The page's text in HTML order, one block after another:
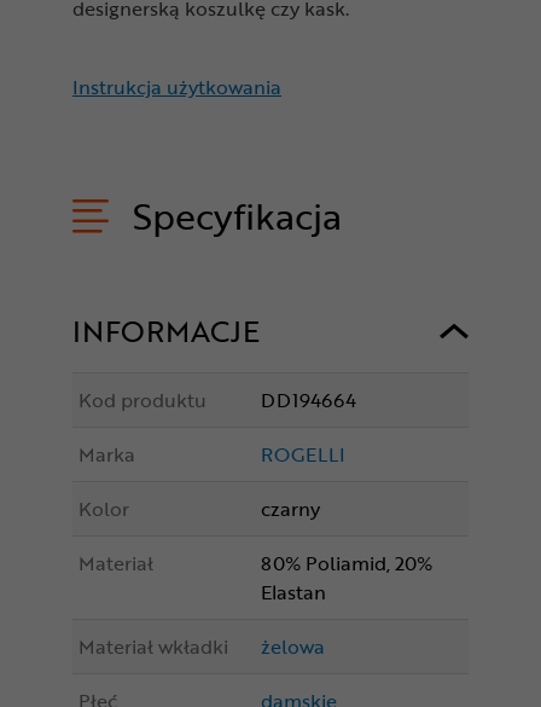
designerską koszulkę czy kask.
Instrukcja użytkowania
Specyfikacja
INFORMACJE
Kod produktu
DD194664
Marka
ROGELLI
Kolor
czarny
Materiał
80% Poliamid, 20%
Elastan
Materiał wkładki
żelowa
Płeć
damskie